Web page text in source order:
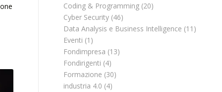
Coding & Programming (20)
Cyber Security (46)
Data Analysis e Business Intelligence (11)
Eventi (1)
Fondimpresa (13)
Fondirigenti (4)
Formazione (30)
industria 4.0 (4)